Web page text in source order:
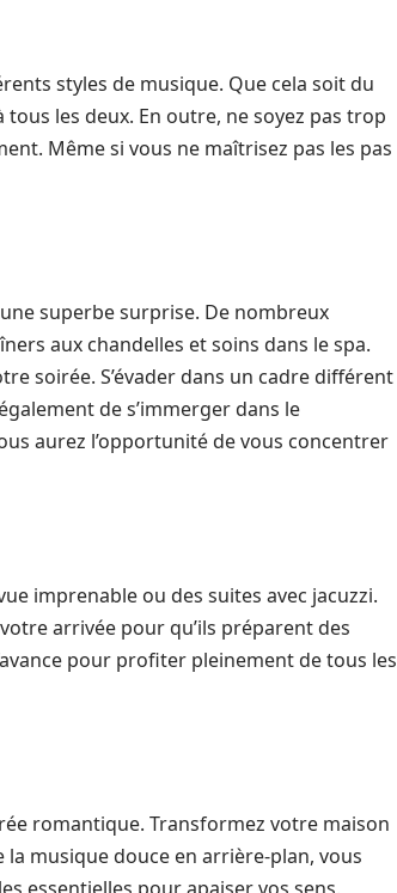
styles de musique. Que cela soit du
les deux. En outre, ne soyez pas trop
Même si vous ne maîtrisez pas les pas
superbe surprise. De nombreux
aux chandelles et soins dans le spa.
soirée. S’évader dans un cadre différent
de s’immerger dans le
aurez l’opportunité de vous concentrer
imprenable ou des suites avec jacuzzi.
arrivée pour qu’ils préparent des
pour profiter pleinement de tous les
romantique. Transformez votre maison
musique douce en arrière-plan, vous